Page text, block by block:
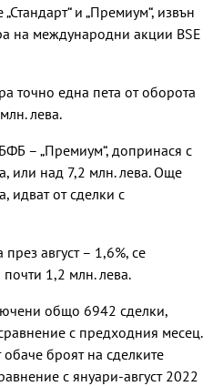
и „Премиум“, извън
на международни акции BSE
точно една пета от оборота
лева.
– „Премиум“, допринася с
или над 7,2 млн. лева. Още
идват от сделки с
август – 1,6%, се
1,2 млн. лева.
общо 6942 сделки,
с предходния месец.
броят на сделките
с януари-август 2022